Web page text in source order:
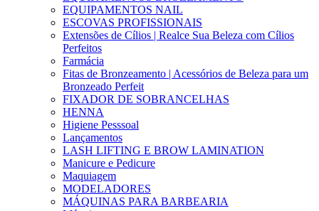
EQUIPAMENTOS NAIL
ESCOVAS PROFISSIONAIS
Extensões de Cílios | Realce Sua Beleza com Cílios
Perfeitos
Farmácia
Fitas de Bronzeamento | Acessórios de Beleza para um
Bronzeado Perfeit
FIXADOR DE SOBRANCELHAS
HENNA
Higiene Pesssoal
Lançamentos
LASH LIFTING E BROW LAMINATION
Manicure e Pedicure
Maquiagem
MODELADORES
MÁQUINAS PARA BARBEARIA